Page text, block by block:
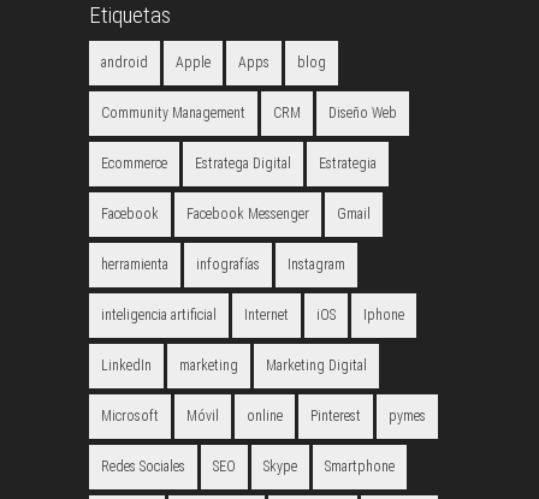
Etiquetas
android Apple Apps blog
Community Management CRM Diseño Web
Ecommerce Estratega Digital Estrategia
Facebook Facebook Messenger Gmail
herramienta infografías Instagram
inteligencia artificial Internet iOS Iphone
LinkedIn marketing Marketing Digital
Microsoft Móvil online Pinterest pymes
Redes Sociales SEO Skype Smartphone